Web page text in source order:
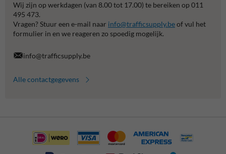
Wij zijn op werkdagen (van 8.00 tot 17.00) te bereiken op 011
495 473.
Vragen? Stuur een e-mail naar info@trafficsupply.beof vul het
formulier in en we reageren zo spoedig mogelijk.
info@trafficsupply.be
Alle contactgegevens